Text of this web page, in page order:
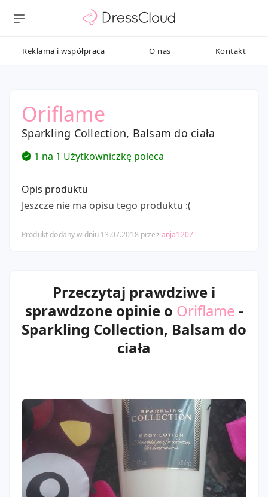
Reklama i współpraca O nas Kontakt
Oriflame
Sparkling Collection, Balsam do ciała
1 na 1 Użytkowniczkę poleca
Opis produktu
Jeszcze nie ma opisu tego produktu :(
Produkt dodany w dniu 13.07.2018 przez anja1207
Przeczytaj prawdziwe i
sprawdzone opinie o Oriflame -
Sparkling Collection, Balsam do
ciała